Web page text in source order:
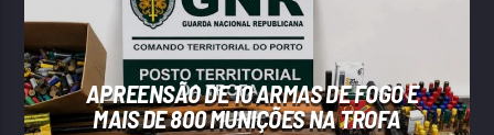
APREENSÃO DE 10 ARMAS DE FOGO E
MAIS DE 800 MUNIÇÕES NA TROFA